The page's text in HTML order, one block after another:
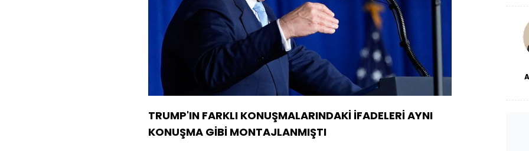
TRUMP'IN FARKLI KONUŞMALARINDAKİ İFADELERİ AYNI
KONUŞMA GİBİ MONTAJLANMIŞTI